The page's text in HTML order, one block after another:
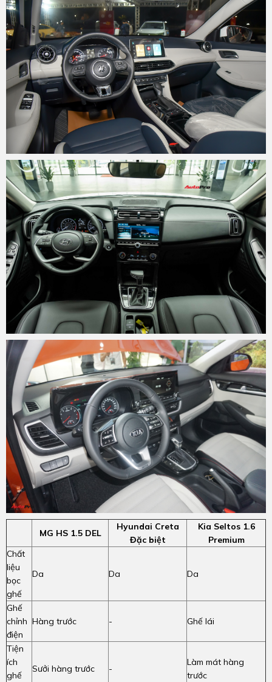
MG HS 1.5 DEL
Hyundai Creta
Đặc biệt
Kia Seltos 1.6
Premium
Chất
liệu
bọc
ghế
Da Da Da
Ghế
chỉnh
điện
Hàng trước - Ghế lái
Tiện
ích
ghế
Sưởi hàng trước -
Làm mát hàng
trước